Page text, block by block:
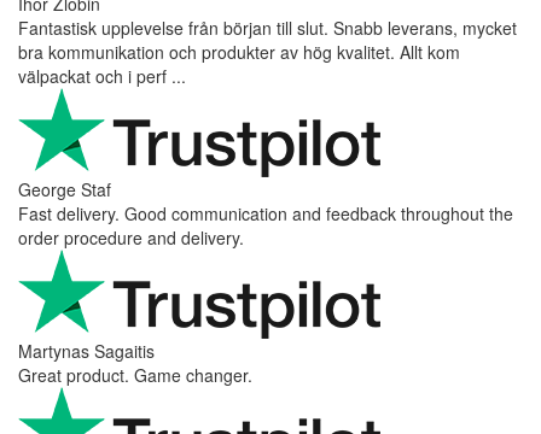
Fantastisk upplevelse från början till slut. Snabb leverans, mycket
bra kommunikation och produkter av hög kvalitet. Allt kom
välpackat och i perf ...
George Staf
Fast delivery. Good communication and feedback throughout the
order procedure and delivery.
Martynas Sagaitis
Great product. Game changer.